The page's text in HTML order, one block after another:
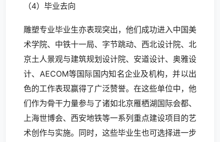
（4）毕业去向
雕塑专业毕业生亦表现突出，他们成功进入中国美
术学院、中铁十一局、字节跳动、西北设计院、北
京土人景观与建筑规划设计院、安道设计、奥雅设
计、AECOM等国际国内知名企业及机构，并以出
色的工作表现赢得了广泛赞誉。在这些单位中，他
们作为骨干力量参与了诸如北京雁栖湖国际会都、
上海世博会、西安地铁等一系列重点建设项目的艺
术创作与实施。同时，这些毕业生也可选择进一步